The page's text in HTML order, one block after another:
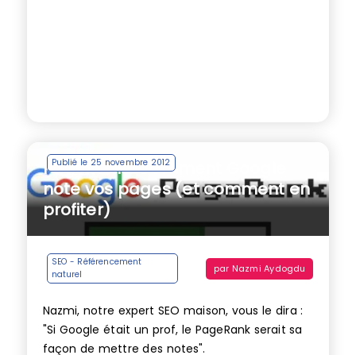
Publié le 25 novembre 2012
PageRank : Comment Google
note vos pages (et comment en
profiter)
SEO - Référencement
naturel
par Nazmi Aydogdu
Nazmi, notre expert SEO maison, vous le dira :
"Si Google était un prof, le PageRank serait sa
façon de mettre des notes".